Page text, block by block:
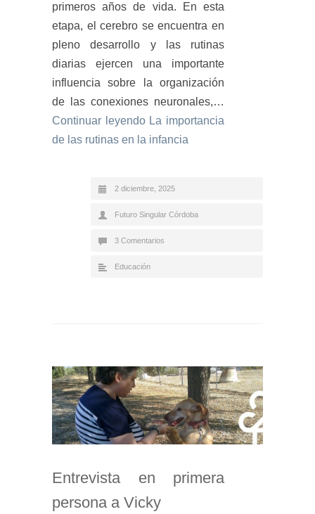
primeros años de vida. En esta
etapa, el cerebro se encuentra en
pleno desarrollo y las rutinas
diarias ejercen una importante
influencia sobre la organización
de las conexiones neuronales,…
Continuar leyendoLa importancia
de las rutinas en la infancia
2 diciembre, 2025
Futuro Singular Córdoba
3 Comentarios
Educación
Entrevista en primera
persona a Vicky